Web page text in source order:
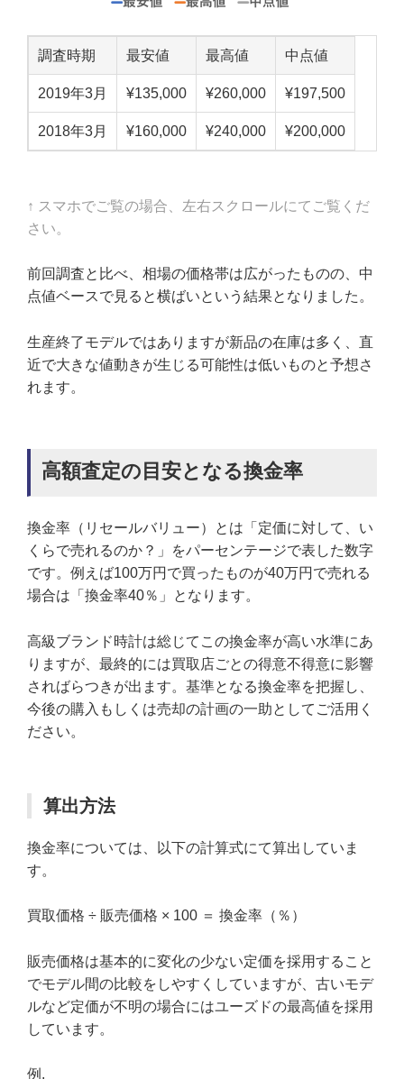
調査時期 最安値 最高値 中点値
2019年3月 ¥135,000 ¥260,000 ¥197,500
2018年3月 ¥160,000 ¥240,000 ¥200,000
↑ スマホでご覧の場合、左右スクロールにてご覧くだ
さい。
前回調査と比べ、相場の価格帯は広がったものの、中
点値ベースで見ると横ばいという結果となりました。
生産終了モデルではありますが新品の在庫は多く、直
近で大きな値動きが生じる可能性は低いものと予想さ
れます。
高額査定の目安となる換金率
換金率（リセールバリュー）とは「定価に対して、い
くらで売れるのか？」をパーセンテージで表した数字
です。例えば100万円で買ったものが40万円で売れる
場合は「換金率40％」となります。
高級ブランド時計は総じてこの換金率が高い水準にあ
りますが、最終的には買取店ごとの得意不得意に影響
さればらつきが出ます。基準となる換金率を把握し、
今後の購入もしくは売却の計画の一助としてご活用く
ださい。
算出方法
換金率については、以下の計算式にて算出していま
す。
買取価格 ÷ 販売価格 × 100 ＝ 換金率（％）
販売価格は基本的に変化の少ない定価を採用すること
でモデル間の比較をしやすくしていますが、古いモデ
ルなど定価が不明の場合にはユーズドの最高値を採用
しています。
例.